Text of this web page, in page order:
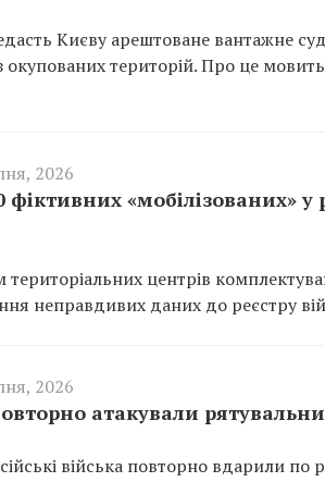
Києву арештоване вантажне
окупованих територій. Про це
2026
фіктивних «мобілізованих»
центрів
неправдивих даних до реєстру
2026
атакували
війська повторно вдарили